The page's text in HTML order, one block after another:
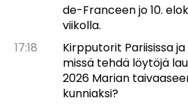
de-Franceen jo 10.
viikolla.
17:18
Kirpputorit Pariisissa
missä tehdä löytöjä
2026 Marian
kunniaksi?